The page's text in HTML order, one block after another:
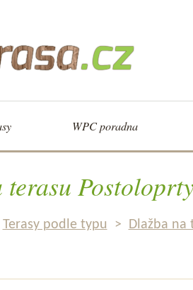
WPC poradna
Terasy podle typu >
Dlažba na